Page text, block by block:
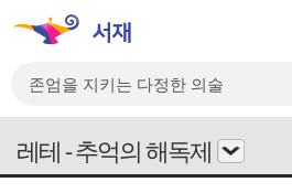
레테 - 추억의 해독제